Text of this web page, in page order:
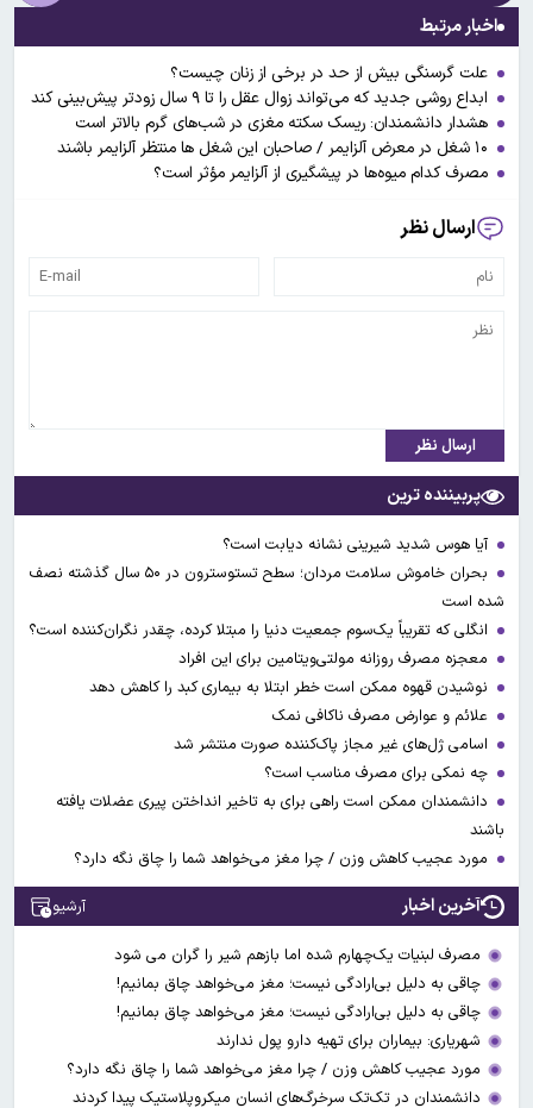
اخبار مرتبط
علت گرسنگی بیش از حد در برخی از زنان چیست؟
ابداع روشی جدید که می‌تواند زوال عقل را تا ۹ سال زودتر پیش‌بینی کند
هشدار دانشمندان: ریسک سکته مغزی در شب‌های گرم بالاتر است
۱۰ شغل در معرض آلزایمر / صاحبان این شغل ها منتظر آلزایمر باشند
مصرف کدام میوه‌ها در پیشگیری از آلزایمر مؤثر است؟
ارسال نظر
ارسال نظر
پربیننده ترین
آیا هوس شدید شیرینی نشانه دیابت است؟
بحران خاموش سلامت مردان؛ سطح تستوسترون در ۵۰ سال گذشته نصف
شده است
انگلی که تقریباً یک‌سوم جمعیت دنیا را مبتلا کرده، چقدر نگران‌کننده است؟
معجزه مصرف روزانه مولتی‌ویتامین برای این افراد
نوشیدن قهوه ممکن است خطر ابتلا به بیماری کبد را کاهش دهد
علائم و عوارض مصرف ناکافی نمک
اسامی ژل‌های غیر مجاز پاک‌کننده صورت منتشر شد
چه نمکی برای مصرف مناسب است؟
دانشمندان ممکن است راهی برای به تاخیر انداختن پیری عضلات یافته
باشند
مورد عجیب کاهش وزن / چرا مغز می‌خواهد شما را چاق نگه دارد؟
آخرین اخبار آرشیو
مصرف لبنیات یک‌چهارم شده اما بازهم شیر را گران می‌ شود
چاقی به دلیل بی‌ارادگی نیست؛ مغز می‌خواهد چاق بمانیم!
چاقی به دلیل بی‌ارادگی نیست؛ مغز می‌خواهد چاق بمانیم!
شهریاری: بیماران برای تهیه دارو پول ندارند
مورد عجیب کاهش وزن / چرا مغز می‌خواهد شما را چاق نگه دارد؟
دانشمندان در تک‌تک سرخرگ‌های انسان میکروپلاستیک پیدا کردند